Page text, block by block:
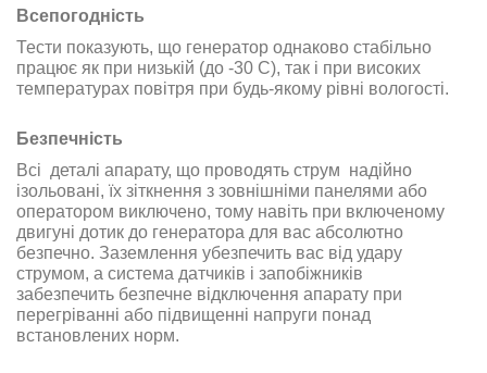
Всепогодність
Тести показують, що генератор однаково стабільно
працює як при низькій (до -30 С), так і при високих
температурах повітря при будь-якому рівні вологості.
Безпечність
Всі деталі апарату, що проводять струм надійно
ізольовані, їх зіткнення з зовнішніми панелями або
оператором виключено, тому навіть при включеному
двигуні дотик до генератора для вас абсолютно
безпечно. Заземлення убезпечить вас від удару
струмом, а система датчиків і запобіжників
забезпечить безпечне відключення апарату при
перегріванні або підвищенні напруги понад
встановлених норм.